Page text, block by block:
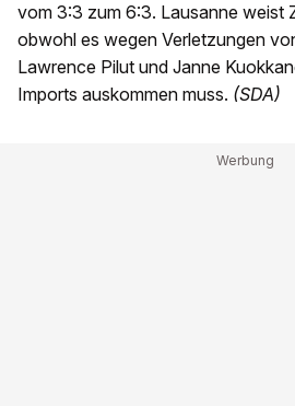
vom 3:3 zum 6:3. Lausanne weist
obwohl es wegen Verletzungen
Lawrence Pilut und Janne
Imports auskommen muss. (SDA)